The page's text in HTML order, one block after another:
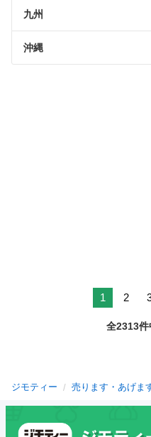
九州
沖縄
1 2
全2313
ジモティー 売ります・あげま